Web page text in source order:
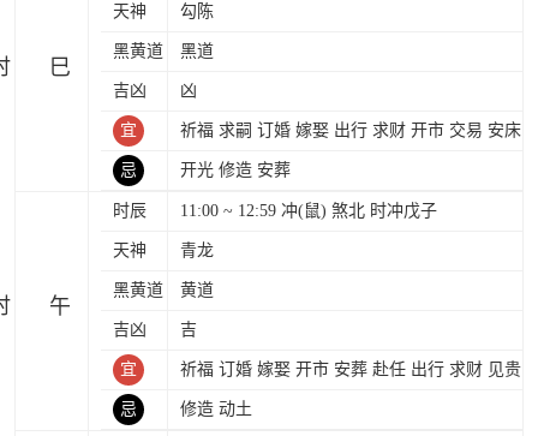
天神 勾陈
黑黄道 黑道
吉凶 凶
宜 祈福 求嗣 订婚 嫁娶 出行 求财 开市 交易 安床
忌 开光 修造 安葬
时辰 11:00 ~ 12:59 冲(鼠) 煞北 时冲戊子
天神 青龙
黑黄道 黄道
吉凶 吉
宜 祈福 订婚 嫁娶 开市 安葬 赴任 出行 求财 见贵
忌 修造 动土